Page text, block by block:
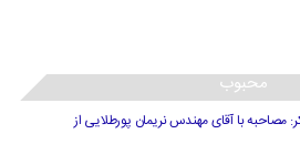
محبوب
مصاحبه با آقای مهندس نریمان پورطلایی از